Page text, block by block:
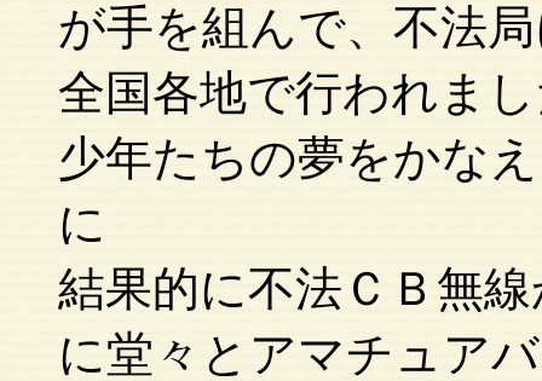
が手を組んで、不法
全国各地で行われま
少年たちの夢をかな
に
結果的に不法ＣＢ無
に堂々とアマチュア